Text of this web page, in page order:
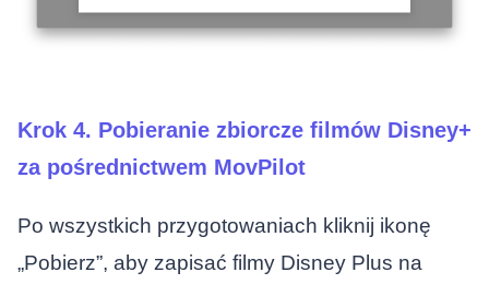
Krok 4. Pobieranie zbiorcze filmów Disney+
za pośrednictwem MovPilot
Po wszystkich przygotowaniach kliknij ikonę
„Pobierz”, aby zapisać filmy Disney Plus na